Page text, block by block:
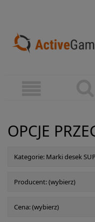
OPCJE
Kategorie: Marki desek SUP
Producent: (wybierz)
Cena: (wybierz)